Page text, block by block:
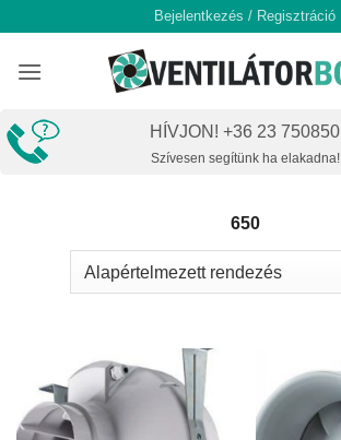
content
Bejelentkezés / Regisztráció
HÍVJON! +36 23 750850
Szívesen segítünk ha elakadna!
650